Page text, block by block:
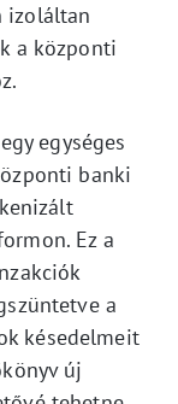
izoláltan
a központi
egységes
banki
Ez a
a
késedelmeit
új